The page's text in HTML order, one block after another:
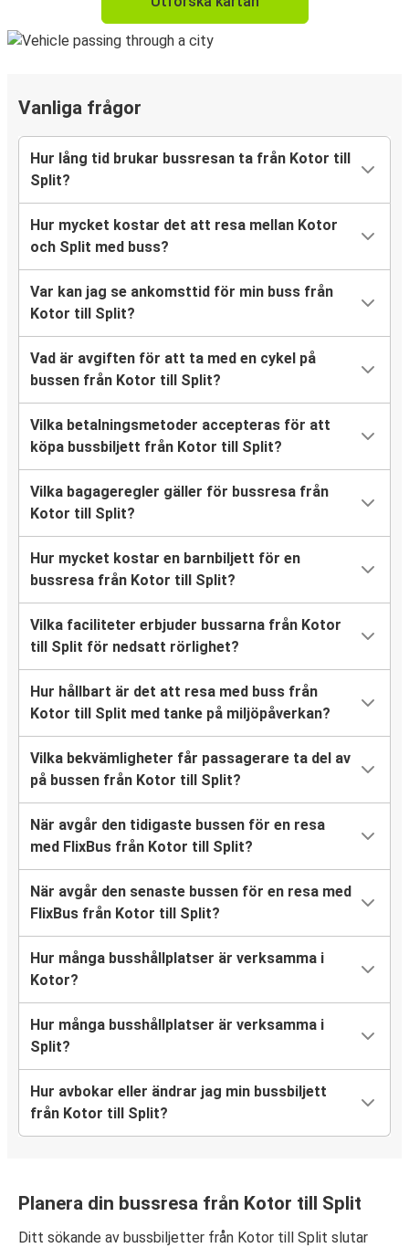
Vanliga frågor
Hur lång tid brukar bussresan ta från Kotor till
Split?
Hur mycket kostar det att resa mellan Kotor
och Split med buss?
Var kan jag se ankomsttid för min buss från
Kotor till Split?
Vad är avgiften för att ta med en cykel på
bussen från Kotor till Split?
Vilka betalningsmetoder accepteras för att
köpa bussbiljett från Kotor till Split?
Vilka bagageregler gäller för bussresa från
Kotor till Split?
Hur mycket kostar en barnbiljett för en
bussresa från Kotor till Split?
Vilka faciliteter erbjuder bussarna från Kotor
till Split för nedsatt rörlighet?
Hur hållbart är det att resa med buss från
Kotor till Split med tanke på miljöpåverkan?
Vilka bekvämligheter får passagerare ta del av
på bussen från Kotor till Split?
När avgår den tidigaste bussen för en resa
med FlixBus från Kotor till Split?
När avgår den senaste bussen för en resa med
FlixBus från Kotor till Split?
Hur många busshållplatser är verksamma i
Kotor?
Hur många busshållplatser är verksamma i
Split?
Hur avbokar eller ändrar jag min bussbiljett
från Kotor till Split?
Planera din bussresa från Kotor till Split
Ditt sökande av bussbiljetter från Kotor till Split slutar